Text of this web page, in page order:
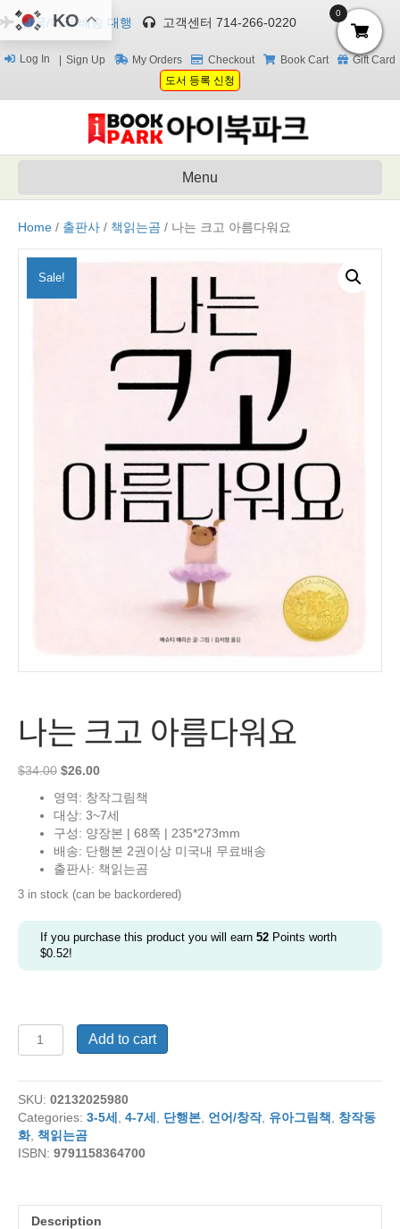
한국/미국 배송 대행 고객센터 714-266-0220
Log In Sign Up My Orders Checkout Book Cart
Gift Card
도서 등록 신청
Menu
Home / 출판사 / 책읽는곰 / 나는 크고 아름다워요
Sale!
나는 크고 아름다워요
$34.00 Original
was:
$34.00.
$26.00Current
is:
$26.00.
영역: 창작그림책
대상: 3~7세
구성: 양장본 | 68쪽 | 235*273mm
배송: 단행본 2권이상 미국내 무료배송
출판사: 책읽는곰
3 in stock (can be backordered)
If you purchase this product you will earn 52 Points worth
$0.52!
는
고
아
름
다
워
Add to cart
SKU: 02132025980
Categories: 3-5세 4-7세 단행본 언어/창작, 유아그림책
창작동
화, 책읽는곰
ISBN: 9791158364700
Description
KO 0